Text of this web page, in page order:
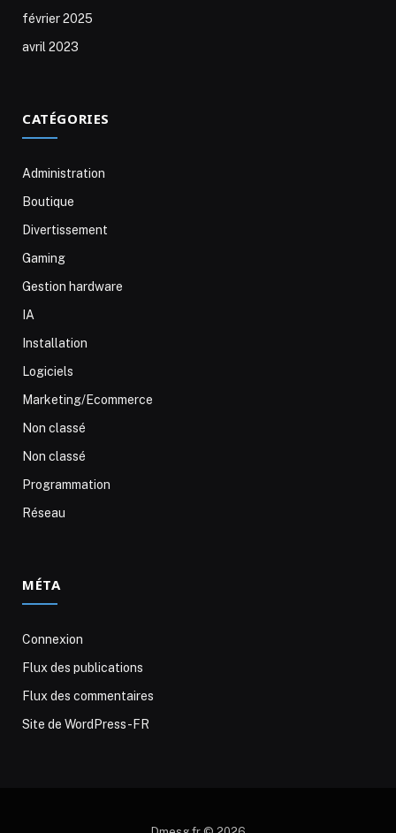
février 2025
avril 2023
CATÉGORIES
Administration
Boutique
Divertissement
Gaming
Gestion hardware
IA
Installation
Logiciels
Marketing/Ecommerce
Non classé
Non classé
Programmation
Réseau
MÉTA
Connexion
Flux des publications
Flux des commentaires
Site de WordPress-FR